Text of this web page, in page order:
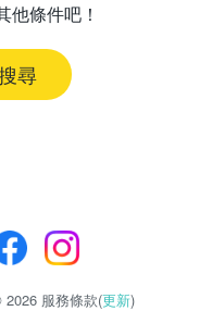
他條件吧！
尋
服務條款(更新)